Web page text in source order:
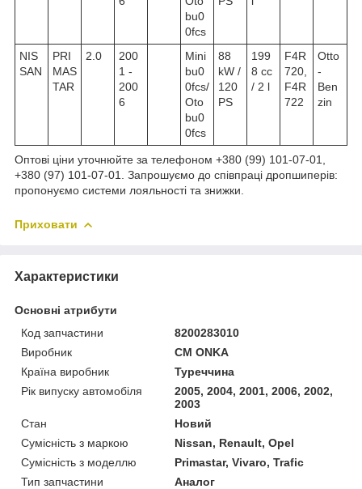
bu0
0fcs
NIS
SAN
PRI
MAS
TAR
2.0
200
1 -
200
6
Mini
bu0
0fcs/
Oto
bu0
0fcs
88
kW /
120
PS
199
8 cc
/ 2 l
F4R
720,
F4R
722
Otto
-
Ben
zin
Оптові ціни уточнюйте за телефоном +380 (99) 101-07-01,
+380 (97) 101-07-01. Запрошуємо до співпраці дропшиперів:
пропонуємо системи лояльності та знижки.
Приховати
Характеристики
Основні атрибути
Код запчастини
8200283010
Виробник
CM ONKA
Країна виробник
Туреччина
Рік випуску автомобіля
2005, 2004, 2001, 2006, 2002,
2003
Стан
Новий
Сумісність з маркою
Nissan, Renault, Opel
Сумісність з моделлю
Primastar, Vivaro, Trafic
Тип запчастини
Аналог